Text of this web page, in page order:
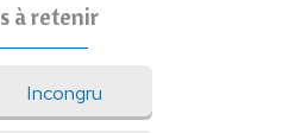
à retenir
Incongru